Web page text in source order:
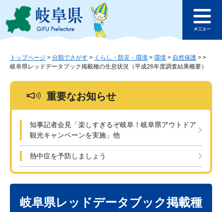
ジ
ュ
このページの本文へ
ュ
トップページ > 分類でさがす > くらし・防災・環境 > 環境 > 自然保護 > >
岐阜県レッドデータブック掲載種の生息状況（平成26年度調査結果概要）
重要なお知らせ
知事記者会見「楽しすぎるぞ岐阜！岐阜県アウトドア
観光キャンペーンを実施」他
熱中症を予防しましょう
岐阜県レッドデータブック掲載種